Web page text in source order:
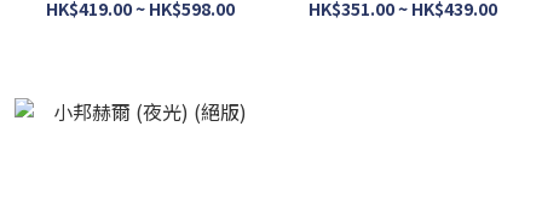
HK$419.00 ~ HK$598.00
HK$351.00 ~ HK$439.00